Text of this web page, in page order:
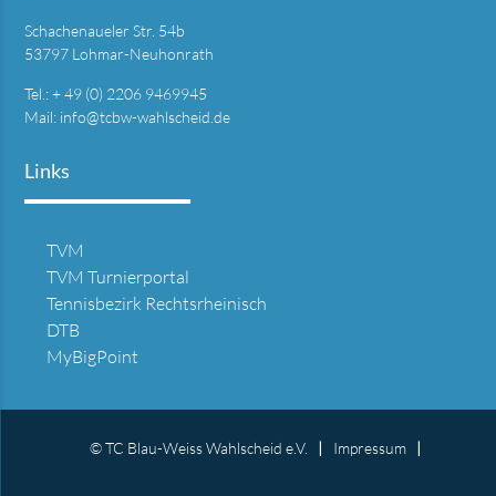
Schachenaueler Str. 54b
53797 Lohmar-Neuhonrath
Tel.: + 49 (0) 2206 9469945
Mail: info@tcbw-wahlscheid.de
Links
TVM
TVM Turnierportal
Tennisbezirk Rechtsrheinisch
DTB
MyBigPoint
© TC Blau-Weiss Wahlscheid e.V. Impressum